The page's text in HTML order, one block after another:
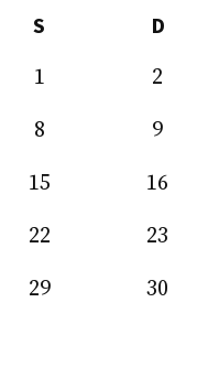
S
D
1
2
8
9
15
16
22
23
29
30